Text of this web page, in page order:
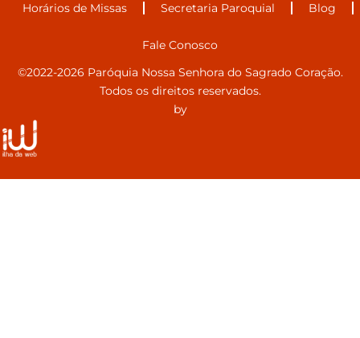
Horários de Missas Secretaria Paroquial Blog
Fale Conosco
©2022-2026 Paróquia Nossa Senhora do Sagrado Coração.
Todos os direitos reservados.
by